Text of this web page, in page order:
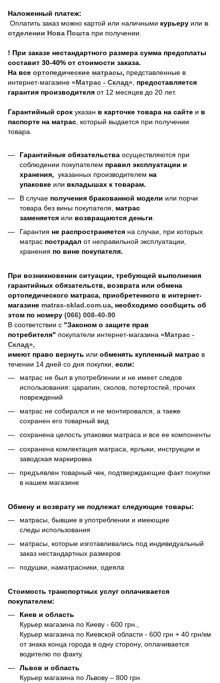
Наложенный платеж:
Оплатить заказ можно картой или наличными курьеру или в
отделении Нова Пошта при получении.
! При заказе нестандартного размера сумма предоплаты
составит 30-40% от стоимости заказа.
На все ортопедические матрасы, представленные в
интернет-магазине «Матрас - Склад» предоставляется
гарантия производителя от 12 месяцев до 20 лет.
Гарантийный срок указан в карточке товара на сайте и в
паспорте на матрас , который выдается при получении
товара.
Гарантийные обязательства осуществляются при
соблюдении покупателем правил эксплуатации и
хранения, указанных производителем на
упаковке или вкладышах к товарам.
В случае получения бракованной модели или порчи
товара без вины покупателя, матрас
заменяется или возвращаются деньги
Гарантия не распространяется на случаи, при которых
матрас пострадал от неправильной эксплуатации,
хранения по вине покупателя.
При возникновении ситуации, требующей выполнения
гарантийных обязательств, возврата или обмена
ортопедического матраса, приобретенного в интернет-
магазине matras-sklad.com.ua, необходимо сообщить об
этом по номеру (066) 008-40-90
В соответствии с "Законом о защите прав
потребителя" покупатели интернет-магазина «Матрас -
Склад»,
имеют право вернуть или обменять купленный матрас в
течении 14 дней со дня покупки, если:
матрас не был в употреблении и не имеет следов
использования: царапин, сколов, потертостей, прочих
повреждений
матрас не собирался и не монтировался, а также
сохранен его товарный вид
сохранена целость упаковки матраса и все ее компоненты
сохранена комлектация матраса, ярлыки, инструкции и
заводская маркировка
предъявлен товарный чек, подтверждающие факт покупки
в нашем магазине
Обмену и возврату не подлежат следующие товары:
матрасы, бывшие в употреблении и имеющие
следы использования
матрасы, которые изготавливались под индивидуальный
заказ нестандартных размеров
подушки, наматрасники, одеяла
Стоимость транспортных услуг оплачивается
покупателем:
Киев и область
Курьер магазина по Киеву - 600 грн.,
Курьер магазина по Киевской области - 600 грн + 40 грн/км
от знака конца города в одну сторону, оплачивается
водителю по факту.
Львов и область
Курьер магазина по Львову – 800 грн.